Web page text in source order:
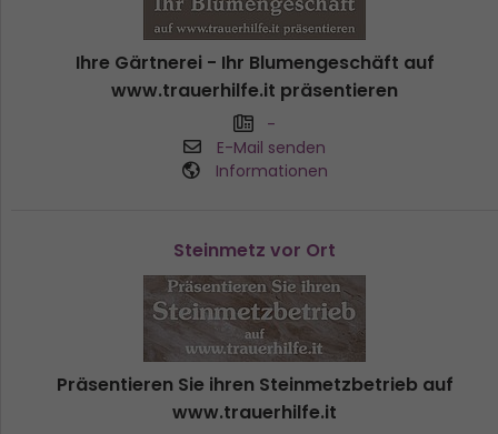
Ihre Gärtnerei - Ihr Blumengeschäft auf
www.trauerhilfe.it präsentieren
-
E-Mail senden
Informationen
Steinmetz vor Ort
Präsentieren Sie ihren Steinmetzbetrieb auf
www.trauerhilfe.it